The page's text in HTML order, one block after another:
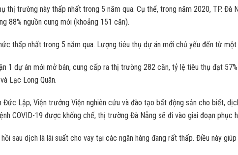
thị trường này thấp nhất trong 5 năm qua. Cụ thể, trong năm 2020, TP. Đà
88% nguồn cung mới (khoảng 151 căn).
thấp nhất trong 5 năm qua. Lượng tiêu thụ dự án mới chủ yếu đến từ một
1 dự án mới mở bán, cung cấp ra thị trường 282 căn, tỷ lệ tiêu thụ đạt
Lạc Long Quân.
Lập, Viện trưởng Viện nghiên cứu và đào tạo bất động sản cho biết,
COVID-19 được khống chế, thị trường Đà Nẵng sẽ đi vào giai đoạn phục
sau dịch là lãi suất cho vay tại các ngân hàng đang rất thấp. Điều này